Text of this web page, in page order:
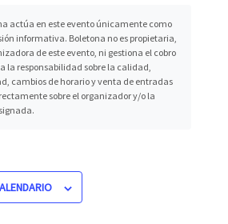
actúa en este evento únicamente como
informativa. Boletona no es propietaria,
de este evento, ni gestiona el cobro
la responsabilidad sobre la calidad,
cambios de horario y venta de entradas
sobre el organizador y/o la